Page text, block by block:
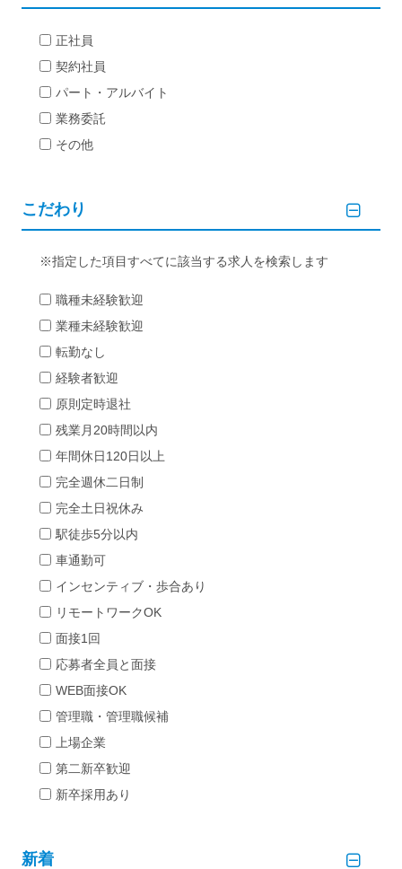
正社員
契約社員
パート・アルバイト
業務委託
その他
こだわり
指定した項目すべてに該当する求人を検索します
職種未経験歓迎
業種未経験歓迎
転勤なし
経験者歓迎
原則定時退社
残業月20時間以内
年間休日120日以上
完全週休二日制
完全土日祝休み
駅徒歩5分以内
車通勤可
インセンティブ・歩合あり
リモートワークOK
面接1回
応募者全員と面接
WEB面接OK
管理職・管理職候補
上場企業
第二新卒歓迎
新卒採用あり
新着